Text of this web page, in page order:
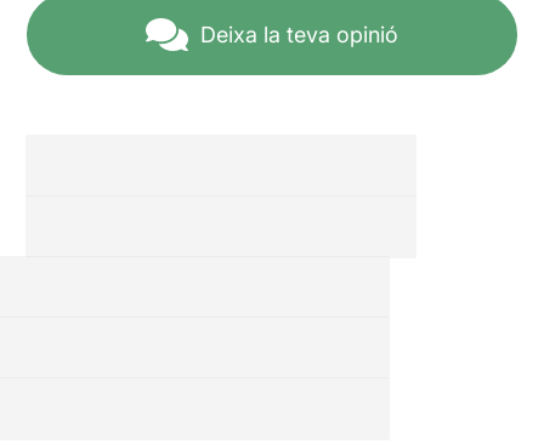
Deixa la teva opinió